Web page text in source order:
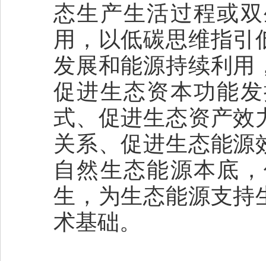
态生产生活过程或
用，以低碳思维指
发展和能源持续利用
促进生态资本功能
式、促进生态资产效
关系、促进生态能源
自然生态能源本底
生，为生态能源支持
术基础。